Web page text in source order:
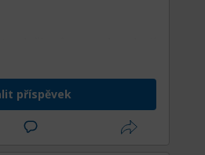
téměř všech analytiků
i americká data.
údaje o týdenní
USA. V období mlčení
příspěvek